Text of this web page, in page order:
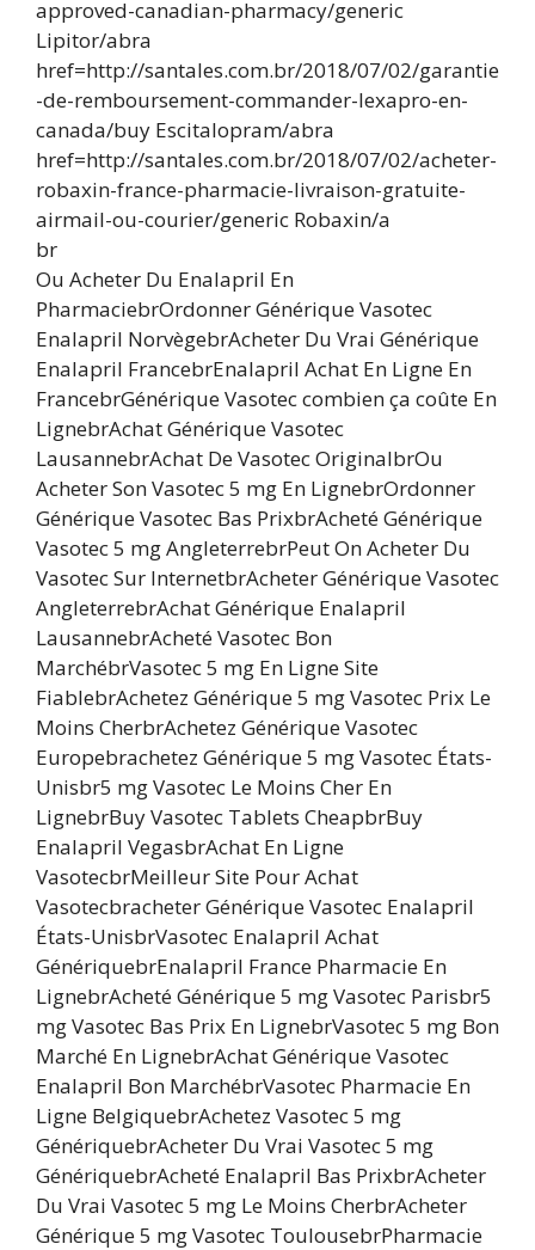
approved-canadian-pharmacy/generic
Lipitor/abra
href=http://santales.com.br/2018/07/02/garantie
-de-remboursement-commander-lexapro-en-
canada/buy Escitalopram/abra
href=http://santales.com.br/2018/07/02/acheter-
robaxin-france-pharmacie-livraison-gratuite-
airmail-ou-courier/generic Robaxin/a
br
Ou Acheter Du Enalapril En
PharmaciebrOrdonner Générique Vasotec
Enalapril NorvègebrAcheter Du Vrai Générique
Enalapril FrancebrEnalapril Achat En Ligne En
FrancebrGénérique Vasotec combien ça coûte En
LignebrAchat Générique Vasotec
LausannebrAchat De Vasotec OriginalbrOu
Acheter Son Vasotec 5 mg En LignebrOrdonner
Générique Vasotec Bas PrixbrAcheté Générique
Vasotec 5 mg AngleterrebrPeut On Acheter Du
Vasotec Sur InternetbrAcheter Générique Vasotec
AngleterrebrAchat Générique Enalapril
LausannebrAcheté Vasotec Bon
MarchébrVasotec 5 mg En Ligne Site
FiablebrAchetez Générique 5 mg Vasotec Prix Le
Moins CherbrAchetez Générique Vasotec
Europebrachetez Générique 5 mg Vasotec États-
Unisbr5 mg Vasotec Le Moins Cher En
LignebrBuy Vasotec Tablets CheapbrBuy
Enalapril VegasbrAchat En Ligne
VasotecbrMeilleur Site Pour Achat
Vasotecbracheter Générique Vasotec Enalapril
États-UnisbrVasotec Enalapril Achat
GénériquebrEnalapril France Pharmacie En
LignebrAcheté Générique 5 mg Vasotec Parisbr5
mg Vasotec Bas Prix En LignebrVasotec 5 mg Bon
Marché En LignebrAchat Générique Vasotec
Enalapril Bon MarchébrVasotec Pharmacie En
Ligne BelgiquebrAchetez Vasotec 5 mg
GénériquebrAcheter Du Vrai Vasotec 5 mg
GénériquebrAcheté Enalapril Bas PrixbrAcheter
Du Vrai Vasotec 5 mg Le Moins CherbrAcheter
Générique 5 mg Vasotec ToulousebrPharmacie